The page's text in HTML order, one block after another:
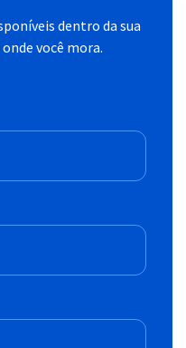
dentro da sua
você mora.